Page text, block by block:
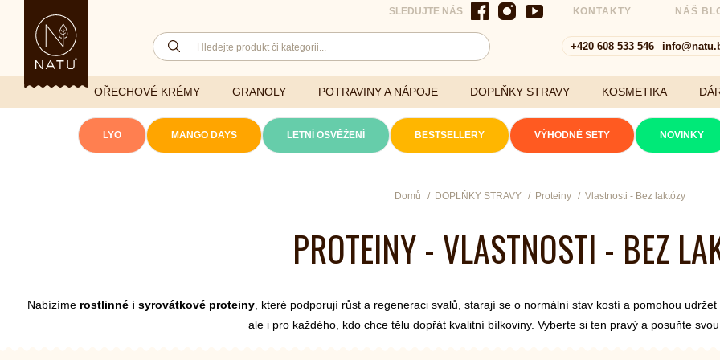
SLEDUJTE NÁS KONTAKTY NÁŠ
+420 608 533 546
OŘECHOVÉ KRÉMY GRANOLY POTRAVINY A NÁPOJE
Džemy
Cereálie a vločky
DOPLŇKY STRAVY
Minerály
Přírodní extrakty
KOSMETIKA
LYO MANGO DAYS LETNÍ OSVĚŽENÍ BESTSELLERY VÝHODNÉ SETY NOVINKY
Domů DOPLŇKY STRAVY Proteiny Vlastnosti - Bez laktózy
PROTEINY - VLASTNOSTI - BEZ
Nabízíme rostlinné i syrovátkové proteiny, které podporují růst a regeneraci svalů, starají se o normální stav kostí a pomohou
ale i pro každého, kdo chce tělu dopřát kvalitní bílkoviny. Vyberte si ten pravý a posuňte